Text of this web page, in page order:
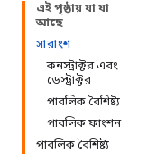
এই পৃষ্ঠায় যা যা
আছে
সারাংশ
কনস্ট্রাক্টর এবং
ডেস্ট্রাক্টর
পাবলিক বৈশিষ্ট্য
পাবলিক ফাংশন
পাবলিক বৈশিষ্ট্য